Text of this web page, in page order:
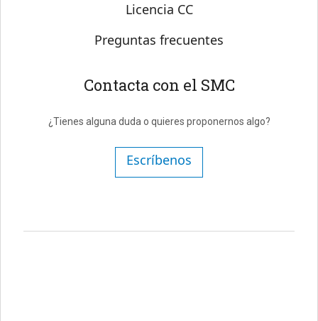
Licencia CC
Preguntas frecuentes
Contacta con el SMC
¿Tienes alguna duda o quieres proponernos algo?
Escríbenos